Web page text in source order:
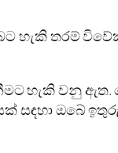
හැකි තරම්
හැකි වනු ඇත.
සඳහා ඔබේ